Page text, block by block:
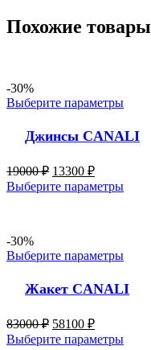
Похожие товары
-30%
Выберите параметры
Джинсы CANALI
19000₽ 13300 ₽
Выберите параметры
-30%
Выберите параметры
Жакет CANALI
83000₽ 58100 ₽
Выберите параметры